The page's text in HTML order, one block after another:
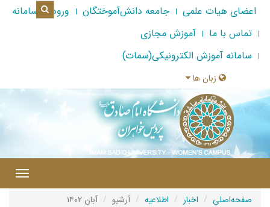
اعضای هیات علمی جامعه دانش‌آموختگان
ورود به سامانه
تماس با ما
آموزش مجازی
سامانه آموزش الکترونیکی(سمات)
زبان ها
صفحه‌اصلی اخبار اطلاعیه آرشیو آبان ۱۴۰۲